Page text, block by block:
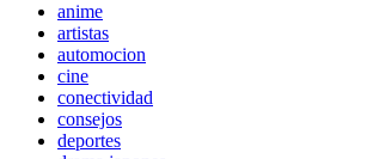
anime
artistas
automocion
cine
conectividad
consejos
deportes